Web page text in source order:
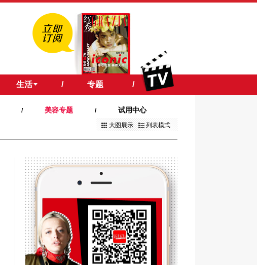
生活 / 专题 /
/ 美容专题 / 试用中心
大图展示 列表模式